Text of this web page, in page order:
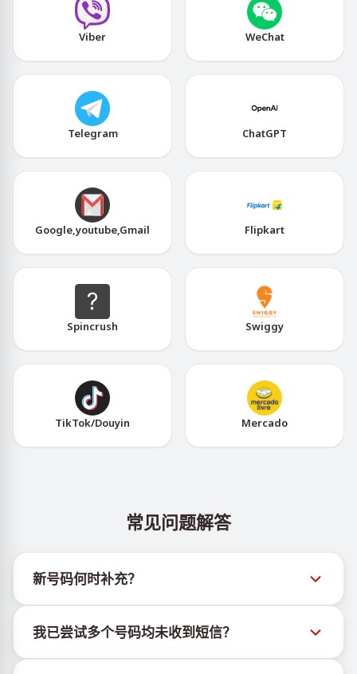
Viber WeChat
Telegram ChatGPT
Google,youtube,Gmail Flipkart
Spincrush Swiggy
TikTok/Douyin Mercado
常见问题解答
新号码何时补充？
人 @TigerSMSofficial_bot 查看。该频道会及时更新，
帮助用户获取最新号码库存。
我已尝试多个号码均未收到短信？